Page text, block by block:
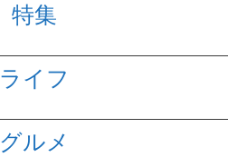
特集
ライフ
グルメ